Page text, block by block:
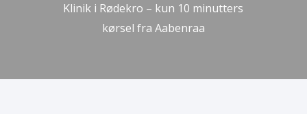
Klinik i Rødekro – kun 10 minutters
kørsel fra Aabenraa